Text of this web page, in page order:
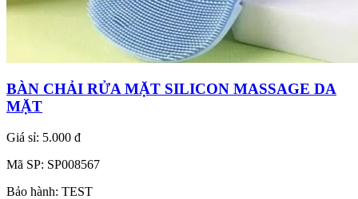
BÀN CHẢI RỬA MẶT SILICON MASSAGE DA
MẶT
Giá sỉ: 5.000 đ
Mã SP: SP008567
Bảo hành: TEST